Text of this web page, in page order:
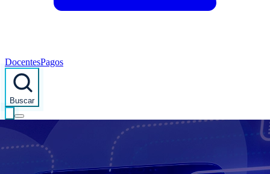
DocentesPagos
Buscar